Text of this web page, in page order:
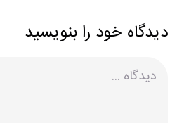
دیدگاه خود را بنویسید